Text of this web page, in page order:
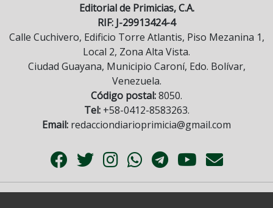
Editorial de Primicias, C.A.
RIF: J-29913424-4
Calle Cuchivero, Edificio Torre Atlantis, Piso Mezanina 1,
Local 2, Zona Alta Vista.
Ciudad Guayana, Municipio Caroní, Edo. Bolívar,
Venezuela.
Código postal:8050.
Tel:+58-0412-8583263.
Email: redacciondiarioprimicia@gmail.com